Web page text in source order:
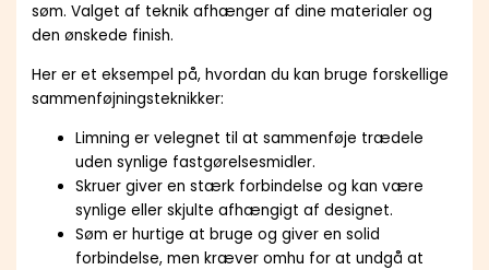
søm. Valget af teknik afhænger af dine materialer og
den ønskede finish.
Her er et eksempel på, hvordan du kan bruge forskellige
sammenføjningsteknikker:
Limning er velegnet til at sammenføje trædele
uden synlige fastgørelsesmidler.
Skruer giver en stærk forbindelse og kan være
synlige eller skjulte afhængigt af designet.
Søm er hurtige at bruge og giver en solid
forbindelse, men kræver omhu for at undgå at